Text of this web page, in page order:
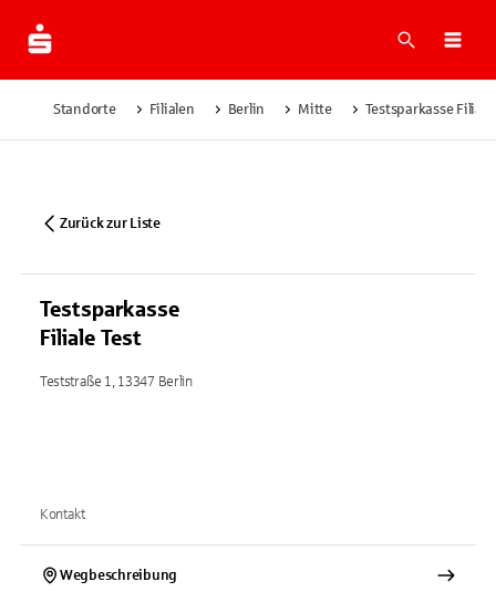
Suche
Standorte Filialen Berlin Mitte Testsparkasse Filiale
Zurück zur Liste
Testsparkasse
Filiale Test
Teststraße 1, 13347 Berlin
Kontakt
Wegbeschreibung